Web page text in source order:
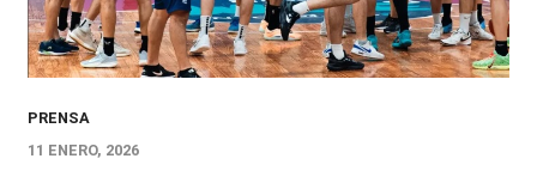
PRENSA
11 ENERO, 2026